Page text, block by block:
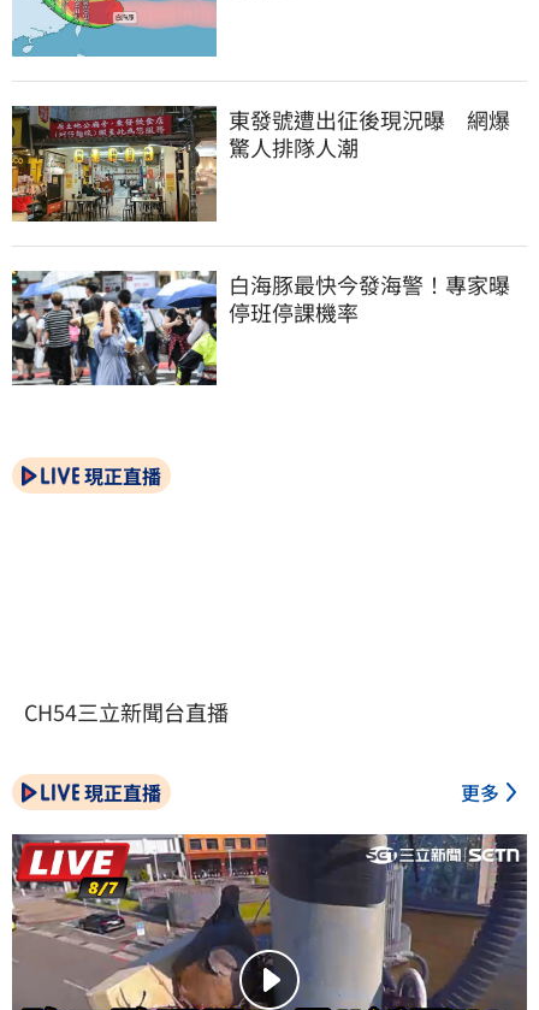
東發號遭出征後現況曝　網爆
驚人排隊人潮
白海豚最快今發海警！專家曝
停班停課機率
現正直播
CH54三立新聞台直播
現正直播 更多